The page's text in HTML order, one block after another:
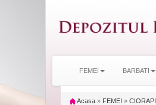
FEMEI BARBATI
Acasa » FEMEI » CIORAPI